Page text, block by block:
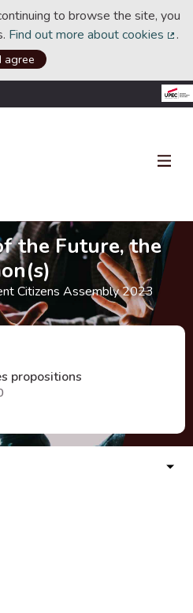
to browse the site, you
Find out more about cookies .
I agree
the Future, the
Citizens Assembly 2023
propositions